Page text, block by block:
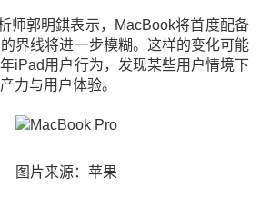
师郭明錤表示，MacBook将首度配备
界线将进一步模糊。这样的变化可能
iPad用户行为，发现某些用户情境下
力与用户体验。
图片来源：苹果